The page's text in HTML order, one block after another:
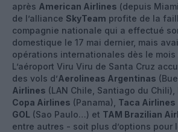
après American Airlines (depuis
de l’alliance SkyTeam profite de la
compagnie nationale qui a effectué
domestique le 17 mai dernier, mais
opérations internationales dès le mois
L’aéroport Viru Viru de Santa Cruz
des vols d’Aerolineas Argentinas
Airlines (LAN Chile, Santiago du Chili),
Copa Airlines (Panama), Taca Airlines
GOL (Sao Paulo…) et TAM Brazilian
entre autres - soit plus d’options pour